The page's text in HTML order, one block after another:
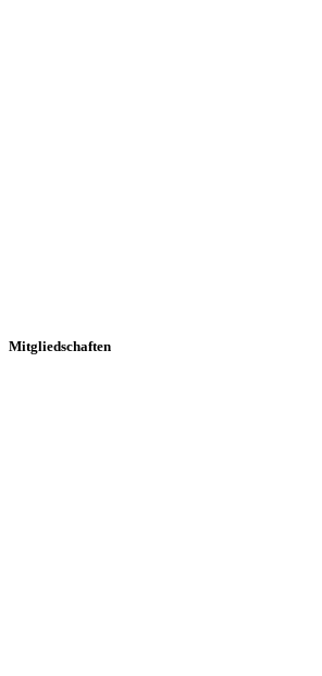
Mitgliedschaften